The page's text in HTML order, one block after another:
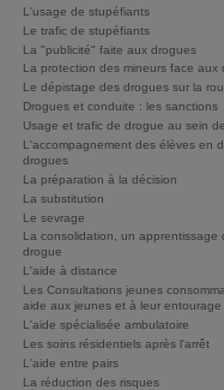
L'usage de stupéfiants
Le trafic de stupéfiants
La "publicité" faite aux drogues
La protection des mineurs face aux
Le dépistage des drogues sur la
Drogues et conduite : les sanctions
Usage et trafic de drogue au sein
L'accompagnement des élèves en
drogues
La préparation à la décision
La substitution
Le sevrage
La consolidation, un apprentissage
drogue
L'aide à distance
Les Consultations jeunes
aide aux jeunes et à leur entourage
L'aide spécialisée ambulatoire
Les soins résidentiels après l'arrêt
L'aide entre pairs
La réduction des risques